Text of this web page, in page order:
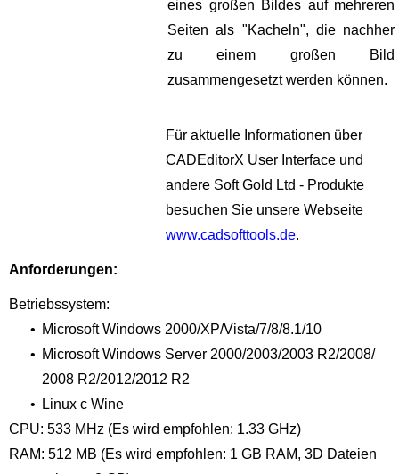
eines großen Bildes auf mehreren
Seiten als "Kacheln", die nachher
zu einem großen Bild
zusammengesetzt werden können.
Für aktuelle Informationen über
CADEditorX User Interface und
andere Soft Gold Ltd - Produkte
besuchen Sie unsere Webseite
www.cadsofttools.de.
Anforderungen:
Betriebssystem:
• Microsoft Windows 2000/XP/Vista/7/8/8.1/10
• Microsoft Windows Server 2000/2003/2003 R2/2008/
2008 R2/2012/2012 R2
•
Linux с Wine
CPU: 533 MHz (Es wird empfohlen: 1.33 GHz)
RAM: 512 MB (Es wird empfohlen: 1 GB RAM, 3D Dateien